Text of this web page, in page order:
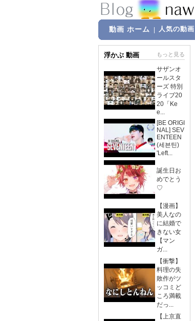
動画 ホーム 人気の動画
浮かぶ 動画 もっと見る
サザンオ
ールスタ
ーズ 特別
ライブ20
20「Ke
e...
[BE ORIGI
NAL] SEV
ENTEEN
(세븐틴)
'Left...
誕生日お
めでとう
♡
【漫画】
美人なの
に結婚で
きない女
【マン
ガ...
【衝撃】
料理の失
敗作がツ
ッコミど
ころ満載
だっ...
【上京直